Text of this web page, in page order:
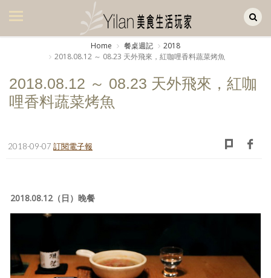
美食集
廚房集
旅遊集
享樂隨手拍
Home 餐桌週記
2018
2018.08.12 ～ 08.23 天外飛來，紅咖哩香料蔬菜烤魚
2018.08.12 ～ 08.23 天外飛來，紅咖
哩香料蔬菜烤魚
2018-09-07 訂閱電子報
2018.08.12（日）晚餐